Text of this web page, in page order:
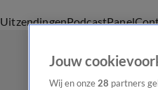
UitzendingenPodcastPanel
Jouw
Wij en onze 28 partners